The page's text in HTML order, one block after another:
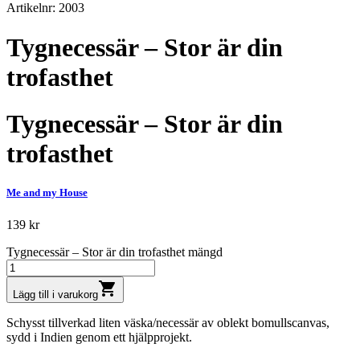
Artikelnr: 2003
Tygnecessär – Stor är din
trofasthet
Tygnecessär – Stor är din
trofasthet
Me and my House
139 kr
Tygnecessär – Stor är din trofasthet mängd
Lägg till i varukorgshopping_cart
Schysst tillverkad liten väska/necessär av oblekt bomullscanvas,
sydd i Indien genom ett hjälpprojekt.